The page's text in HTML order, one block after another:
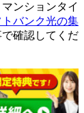
ンションタイ
トバンク光の集
確認してくだ